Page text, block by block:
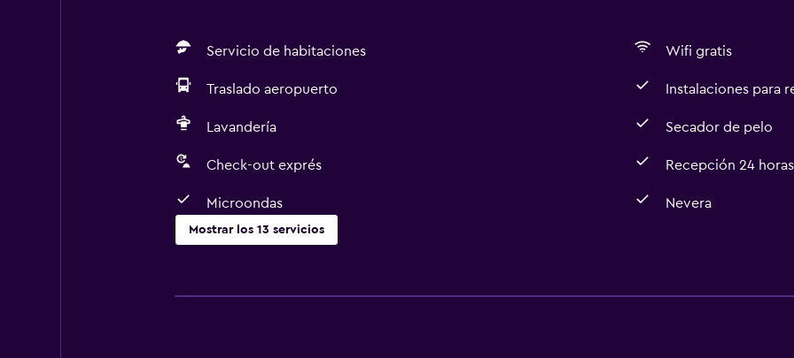
Servicio de habitaciones Wifi gratis
Traslado aeropuerto Instalaciones para
Lavandería Secador de pelo
Check-out exprés Recepción 24 horas
Microondas Nevera
Mostrar los 13 servicios
Servicio de habitaciones
Microondas